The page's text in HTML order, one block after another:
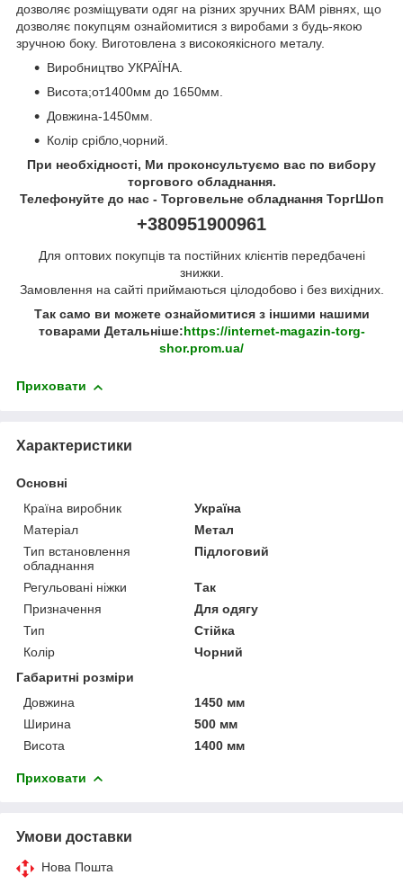
дозволяє розміщувати одяг на різних зручних ВАМ рівнях, що
дозволяє покупцям ознайомитися з виробами з будь-якою
зручною боку. Виготовлена з високоякісного металу.
Виробництво УКРАЇНА.
Висота;от1400мм до 1650мм.
Довжина-1450мм.
Колір срібло,чорний.
При необхідності, Ми проконсультуємо вас по вибору
торгового обладнання.
Телефонуйте до нас - Торговельне обладнання ТоргШоп
+380951900961
Для оптових покупців та постійних клієнтів передбачені
знижки.
Замовлення на сайті приймаються цілодобово і без вихідних.
Так само ви можете ознайомитися з іншими нашими
товарами Детальніше:https://internet-magazin-torg-
shor.prom.ua/
Приховати
Характеристики
Основні
Країна виробник
Україна
Матеріал
Метал
Тип встановлення
обладнання
Підлоговий
Регульовані ніжки
Так
Призначення
Для одягу
Тип
Стійка
Колір
Чорний
Габаритні розміри
Довжина
1450 мм
Ширина
500 мм
Висота
1400 мм
Приховати
Умови доставки
Нова Пошта